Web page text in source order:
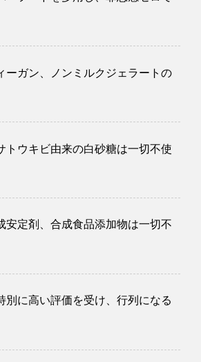
ーガン、ノンミルクジェラートの
トウキビ由来の白砂糖は一切不使
安定剤、合成食品添加物は一切不
別に高い評価を受け、行列になる